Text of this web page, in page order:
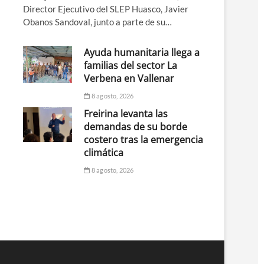
Director Ejecutivo del SLEP Huasco, Javier
Obanos Sandoval, junto a parte de su…
Ayuda humanitaria llega a
familias del sector La
Verbena en Vallenar
8 agosto, 2026
Freirina levanta las
demandas de su borde
costero tras la emergencia
climática
8 agosto, 2026